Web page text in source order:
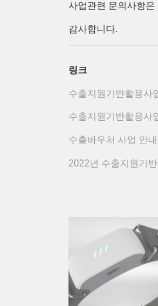
사업관련 문의사항
감사합니다.
링크
수출지원기반활용사
수출지원기반활용사
수출바우처 사업 안내
2022년 수출지원기